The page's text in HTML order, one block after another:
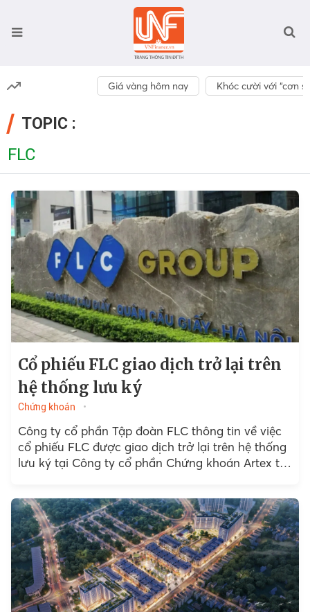
Giá vàng hôm nay Khóc cười với “cơn
TOPIC :
FLC
Cổ phiếu FLC giao dịch trở lại trên
hệ thống lưu ký
Chứng khoán
Công ty cổ phần Tập đoàn FLC thông tin về việc
cổ phiếu FLC được giao dịch trở lại trên hệ thống
lưu ký tại Công ty cổ phần Chứng khoán Artex từ